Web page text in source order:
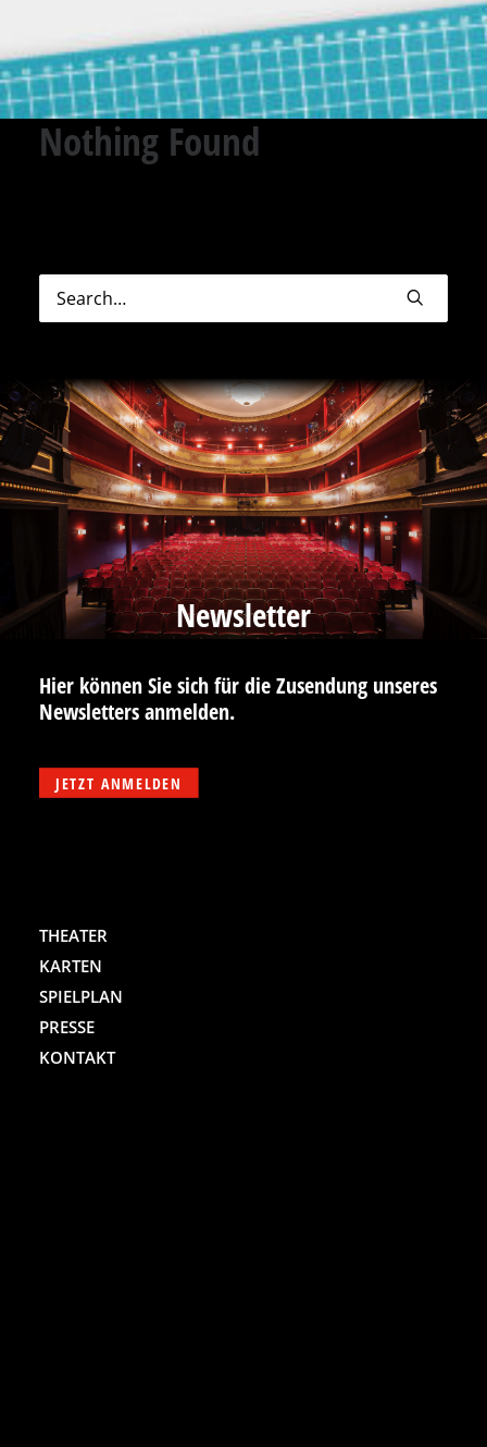
Nothing Found
Newsletter
Hier können Sie sich für die Zusendung unseres
Newsletters anmelden.
JETZT ANMELDEN
THEATER
KARTEN
SPIELPLAN
PRESSE
KONTAKT